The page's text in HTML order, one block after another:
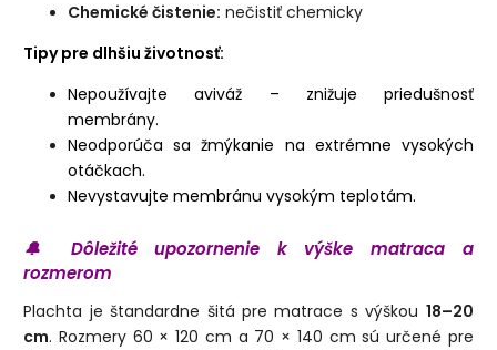
Chemické čistenie: nečistiť chemicky
Tipy pre dlhšiu životnosť:
Nepoužívajte aviváž – znižuje priedušnosť
membrány.
Neodporúča sa žmýkanie na extrémne vysokých
otáčkach.
Nevystavujte membránu vysokým teplotám.
🔔 Dôležité upozornenie k výške matraca a
rozmerom
Plachta je štandardne šitá pre matrace s výškou 18–20
cm. Rozmery 60 × 120 cm a 70 × 140 cm sú určené pre